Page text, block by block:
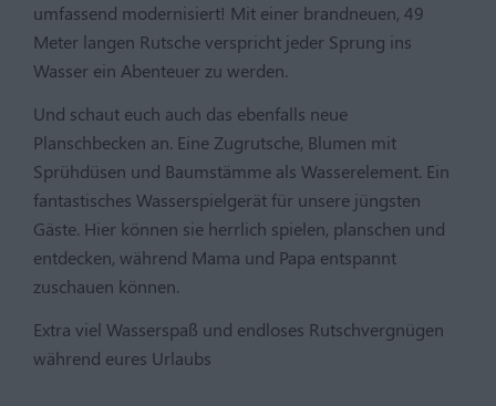
umfassend modernisiert! Mit einer brandneuen, 49
Meter langen Rutsche verspricht jeder Sprung ins
Wasser ein Abenteuer zu werden.
Und schaut euch auch das ebenfalls neue
Planschbecken an. Eine Zugrutsche, Blumen mit
Sprühdüsen und Baumstämme als Wasserelement. Ein
fantastisches Wasserspielgerät für unsere jüngsten
Gäste. Hier können sie herrlich spielen, planschen und
entdecken, während Mama und Papa entspannt
zuschauen können.
Extra viel Wasserspaß und endloses Rutschvergnügen
während eures Urlaubs